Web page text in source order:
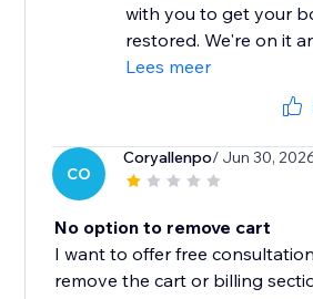
with you to get your
restored. We're on it
Lees meer
CO
Coryallenpo/ Jun 30,
No option to remove cart
I want to offer free
remove the cart or billing